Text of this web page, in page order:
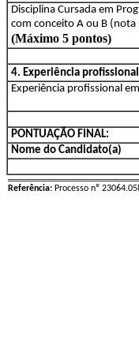
Disciplina Cursada em
com conceito A ou B
(Máximo 5 pontos)
4. Experiência profissional
Experiência profissional
PONTUAÇÃO FINAL:
Nome do Candidato(a)
Referência: Processo nº